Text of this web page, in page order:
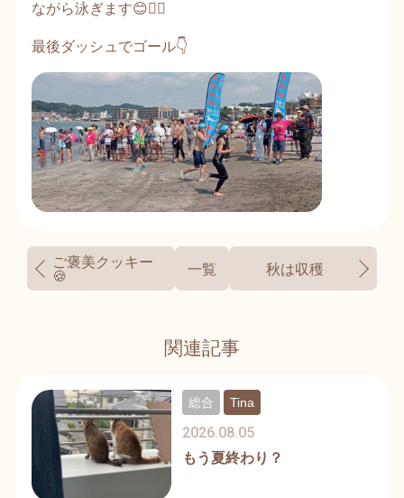
ながら泳ぎます😊🏊‍♀️
最後ダッシュでゴール👇
ご褒美クッキー
🍪
一覧 秋は収穫
関連記事
もう夏終わり？
2026.08.05
総合 Tina